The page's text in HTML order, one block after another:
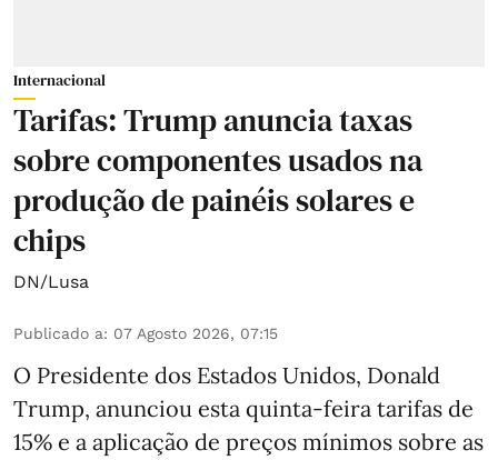
Internacional
Tarifas: Trump anuncia taxas
sobre componentes usados na
produção de painéis solares e
chips
DN/Lusa
Publicado a: 07 Agosto 2026, 07:15
O Presidente dos Estados Unidos, Donald
Trump, anunciou esta quinta-feira tarifas de
15% e a aplicação de preços mínimos sobre as